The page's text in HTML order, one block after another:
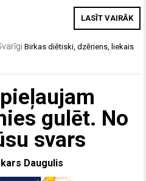
LASĪT VAIRĀK
Birkasdiētiski,dzēriens, liekais
gulēt. No
svars
Daugulis